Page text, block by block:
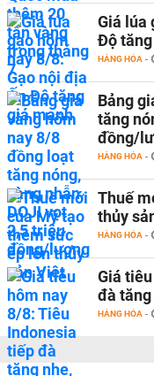
Giá lúa
Độ
HÀNG HÓA -
Bảng
tăng
đồng/
HÀNG HÓA -
Thuế
thủy
HÀNG HÓA -
Giá
đà
HÀNG HÓA -